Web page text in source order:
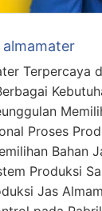
almamater
Terpercaya
Proses
Bahan
Produksi
Jas